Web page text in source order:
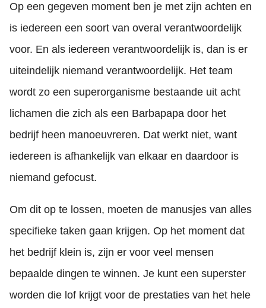
Op een gegeven moment ben je met zijn achten en
is iedereen een soort van overal verantwoordelijk
voor. En als iedereen verantwoordelijk is, dan is er
uiteindelijk niemand verantwoordelijk. Het team
wordt zo een superorganisme bestaande uit acht
lichamen die zich als een Barbapapa door het
bedrijf heen manoeuvreren. Dat werkt niet, want
iedereen is afhankelijk van elkaar en daardoor is
niemand gefocust.
Om dit op te lossen, moeten de manusjes van alles
specifieke taken gaan krijgen. Op het moment dat
het bedrijf klein is, zijn er voor veel mensen
bepaalde dingen te winnen. Je kunt een superster
worden die lof krijgt voor de prestaties van het hele